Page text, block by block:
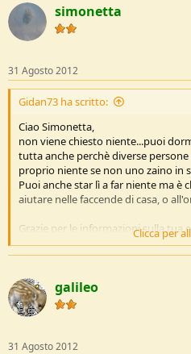
simonetta
31 Agosto 2012
Gidan73 ha scritto:
Ciao Simonetta,
non viene chiesto niente...puoi
tutta anche perchè diverse
proprio niente se non uno zaino in
Puoi anche star lì a far niente ma è
aiutare nelle faccende di casa, o
Grazie per le informazioni sulla tua
assolutamente che sia normale
fondo lo spirito che ti porta da
presto la possibilità di fare un salto,
stagione più fredda, soprattutto
all'aperto, e a me piace molto fare
Grazie ancora
Clicca per
galileo
31 Agosto 2012